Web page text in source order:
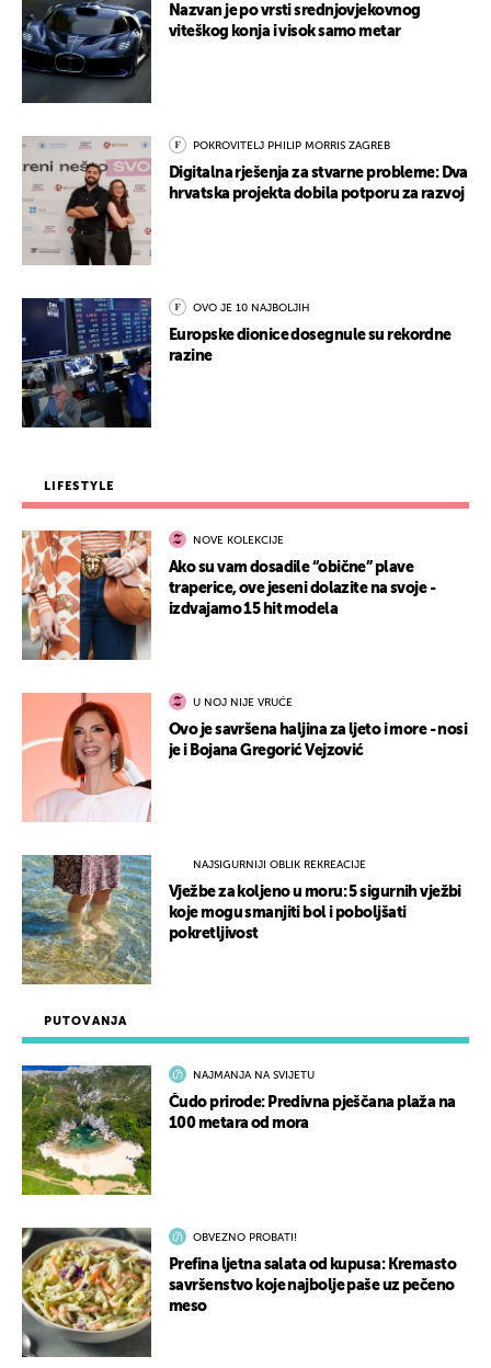
PUTOVANJA
NAJMANJA NA SVIJETU
Čudo prirode: Predivna pješčana plaža na
100 metara od mora
OBVEZNO PROBATI!
Prefina ljetna salata od kupusa: Kremasto
savršenstvo koje najbolje paše uz pečeno
meso
Nazvan je po vrsti srednjovjekovnog
viteškog konja i visok samo metar
POKROVITELJ PHILIP MORRIS ZAGREB
Digitalna rješenja za stvarne probleme: Dva
hrvatska projekta dobila potporu za razvoj
OVO JE 10 NAJBOLJIH
Europske dionice dosegnule su rekordne
razine
LIFESTYLE
NOVE KOLEKCIJE
Ako su vam dosadile “obične” plave
traperice, ove jeseni dolazite na svoje -
izdvajamo 15 hit modela
U NOJ NIJE VRUĆE
Ovo je savršena haljina za ljeto i more - nosi
je i Bojana Gregorić Vejzović
NAJSIGURNIJI OBLIK REKREACIJE
Vježbe za koljeno u moru: 5 sigurnih vježbi
koje mogu smanjiti bol i poboljšati
pokretljivost